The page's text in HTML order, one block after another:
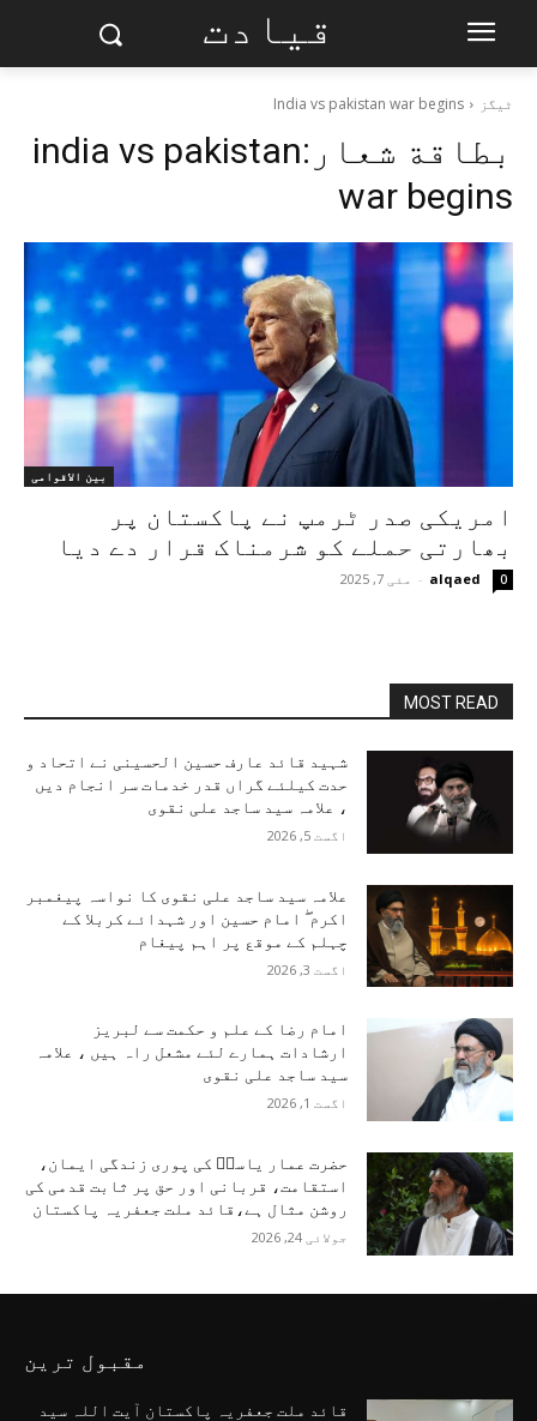
قیادت
ٹیگز India vs pakistan war begins
بطاقة شعار:india vs pakistan
war begins
بین الاقوامی
امریکی صدر ٹرمپ نے پاکستان پر
بھارتی حملے کو شرمناک قرار دے دیا
alqaed
- مئی 7, 2025 0
MOST READ
شہید قائد عارف حسین الحسینی نے اتحاد و
حدت کیلئے گراں قدر خدمات سر انجام دیں
، علامہ سید ساجد علی نقوی
اگست 5, 2026
علامہ سید ساجد علی نقوی کا نواسہ پیغمبر
اکرم ۖ امام حسین اور شہدائے کربلا کے
چہلم کے موقع پر اہم پیغام
اگست 3, 2026
امام رضا کے علم و حکمت سے لبریز
ارشادات ہمارے لئے مشعل راہ ہیں ، علامہ
سید ساجد علی نقوی
اگست 1, 2026
حضرت عمار یاسرؑ کی پوری زندگی ایمان،
استقامت، قربانی اور حق پر ثابت قدمی کی
روشن مثال ہے،قائد ملت جعفریہ پاکستان
جولائی 24, 2026
مقبول ترین
قائد ملت جعفریہ پاکستان آیت اللہ سید